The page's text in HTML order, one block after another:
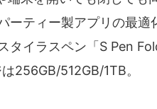
ーティー製アプリの最
タイラスペン「S Pen
256GB/512GB/1TB。